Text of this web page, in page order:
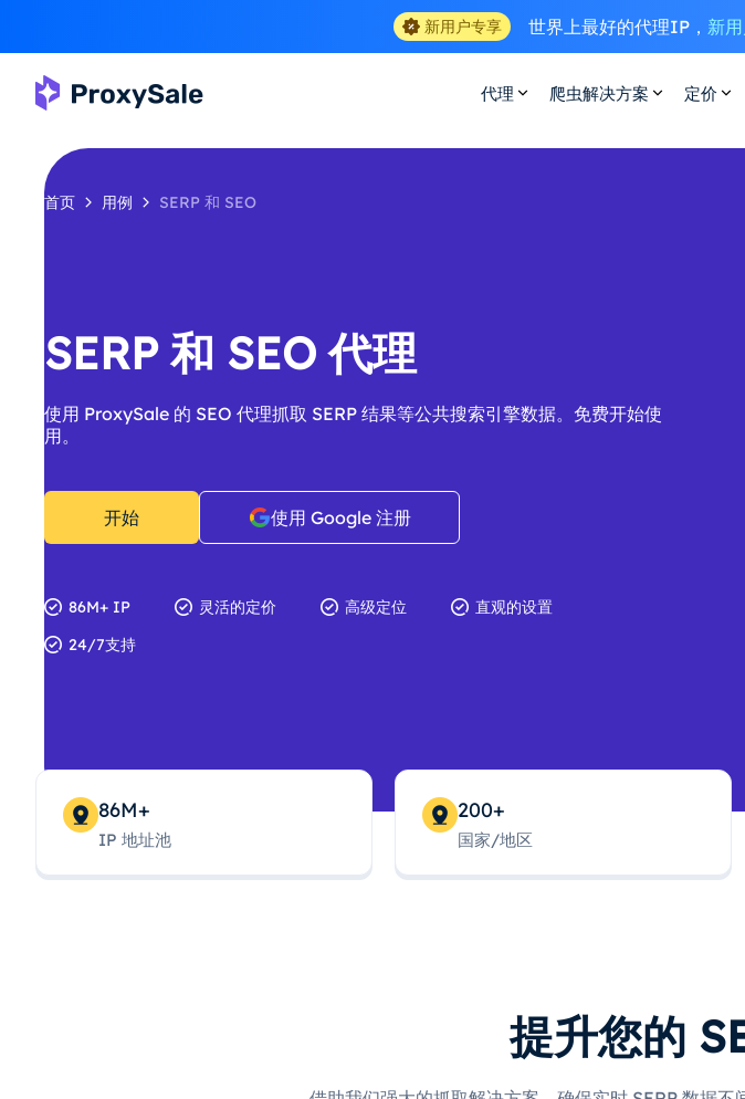
新用户专享 世界上最好的代理IP， 新
代理 爬虫解决方案 定价
首页 用例 SERP 和 SEO
SERP 和 SEO 代理
使用 ProxySale 的 SEO 代理抓取 SERP 结果等公共搜索引擎数据。免费开始使
用。
开始 使用 Google 注册
86M+ IP 灵活的定价 高级定位
直观的设置
24/7支持
86M+
IP 地址池
200+
国家/地区
提升您的